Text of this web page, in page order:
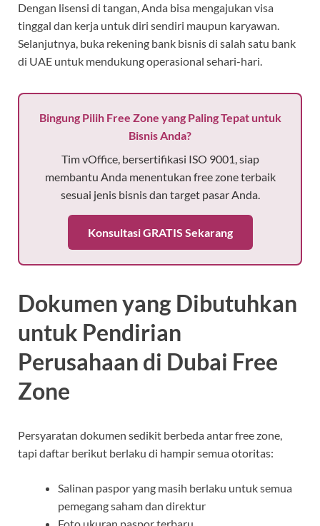
Dengan lisensi di tangan, Anda bisa mengajukan visa
tinggal dan kerja untuk diri sendiri maupun karyawan.
Selanjutnya, buka rekening bank bisnis di salah satu bank
di UAE untuk mendukung operasional sehari-hari.
Bingung Pilih Free Zone yang Paling Tepat untuk
Bisnis Anda?
Tim vOffice, bersertifikasi ISO 9001, siap
membantu Anda menentukan free zone terbaik
sesuai jenis bisnis dan target pasar Anda.
Konsultasi GRATIS Sekarang
Dokumen yang Dibutuhkan
untuk Pendirian
Perusahaan di Dubai Free
Zone
Persyaratan dokumen sedikit berbeda antar free zone,
tapi daftar berikut berlaku di hampir semua otoritas:
Salinan paspor yang masih berlaku untuk semua
pemegang saham dan direktur